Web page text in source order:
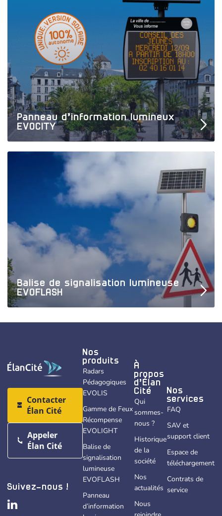
Panneau d’information lumineux
EVOCITY
Balise de signalisation lumineuse
EVOFLASH
Contacter
Élan Cité
Appeler
Élan Cité
Suivez-nous !
Nos
produits
Radars
Pédagogiques
EVOLIS
Gamme de Feux
Récompense
EVOLIGHT
Balise de
signalisation
lumineuse
EVOFLASH
Panneau
d’information
À
propos
d’Élan
Cité
Qui
sommes-
nous ?
Historique
de la
société
Nos
actualités
Nous
Nos
services
FAQ
SAV et
support client
Espace de
téléchargement
Contrats de
service